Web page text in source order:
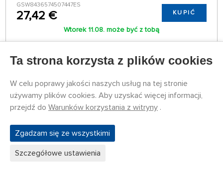
GSW8436574507447ES
27,42 € KUPIĆ
Wtorek 11.08. może być z tobą
Nożyczki do trawienia
Ta strona korzysta z plików cookies
W celu poprawy jakości naszych usług na tej stronie
używamy plików cookies. Aby uzyskać więcej informacji,
przejdź do Warunków korzystania z witryny .
Zgadzam się ze wszystkimi
Szczegółowe ustawienia